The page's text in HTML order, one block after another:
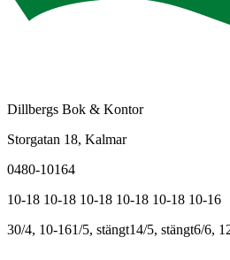
Dillbergs Bok & Kontor
Storgatan 18, Kalmar
0480-10164
10-18 10-18 10-18 10-18 10-18 10-16
30/4, 10-161/5, stängt14/5, stängt6/6,